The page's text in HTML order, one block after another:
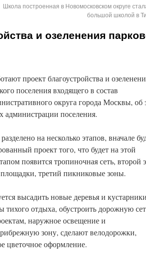
Школа построенная в Новомосковском округе
большой школой в
и озеленения
проект благоустройства и
поселения входящего в состав
округа города Москвы, об
администрации поселения.
на несколько этапов, вначале
проект того, что будет на этой
появится тропиночная сеть, второй
третий пикниковые зоны.
высадить новые деревья и
отдыха, обустроить дорожную
наружное освещение и
зону, сделают велодорожки,
цветочное оформление.